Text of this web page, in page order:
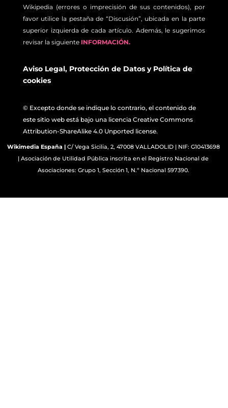
Wikipedia (errores o imprecisión de sus contenidos), por
favor utilice la pestaña de “Discusión”, ubicada en la parte
superior izquierda de cada artículo. Además, le sugerimos
revisar la siguiente INFORMACIÓN.
Aviso Legal, Protección de Datosy Política de
cookies
© Excepto donde se indique lo contrario, el contenido de
este sitio web está bajo una licencia Creative Commons
Attribution-ShareAlike 4.0 Unported license.
Wikimedia España | C/ Vega Sicilia, 2, 47008 VALLADOLID | NIF: G10413698
| Asociación de Utilidad Pública inscrita en el Registro Nacional de
Asociaciones: Grupo 1, Sección 1, N.º Nacional 597390.